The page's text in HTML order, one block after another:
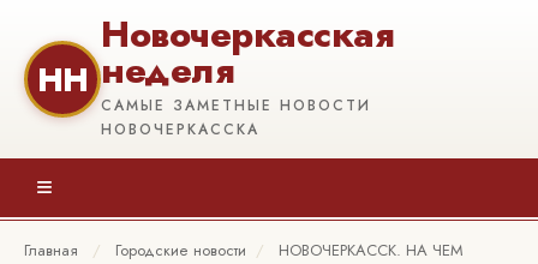
НН
Новочеркасская
неделя
САМЫЕ ЗАМЕТНЫЕ НОВОСТИ
НОВОЧЕРКАССКА
≡
Главная / Городские новости /
НОВОЧЕРКАССК. НА ЧЕМ